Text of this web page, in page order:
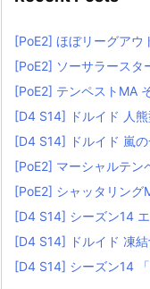
[PoE2] ほぼリーグアウ
[PoE2] ソーサラースタ
[PoE2] テンペストMA
[D4 S14] ドルイド 人
[D4 S14] ドルイド 嵐の
[PoE2] マーシャルテン
[PoE2] シャッタリング
[D4 S14] シーズン14
[D4 S14] ドルイド 凍
[D4 S14] シーズン14